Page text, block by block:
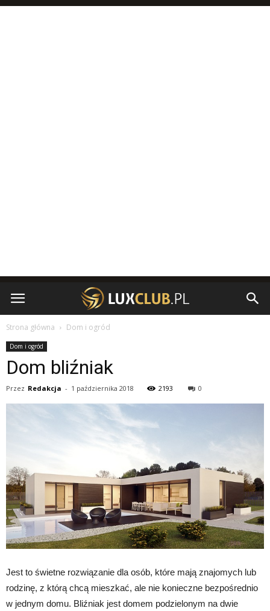
Strona główna Dom i ogród
Dom i ogród
Dom bliźniak
Przez Redakcja - 1 października 2018 2193 0
Jest to świetne rozwiązanie dla osób, które mają znajomych lub
rodzinę, z którą chcą mieszkać, ale nie konieczne bezpośrednio
w jednym domu. Bliźniak jest domem podzielonym na dwie